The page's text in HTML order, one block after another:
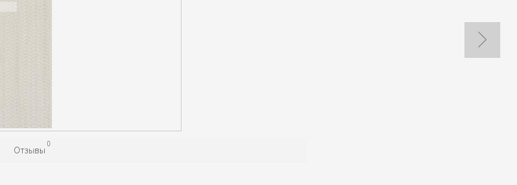
Отзывы
0